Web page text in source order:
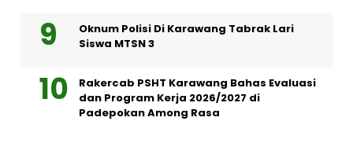
Oknum Polisi Di Karawang Tabrak Lari
Siswa MTSN 3
Rakercab PSHT Karawang Bahas Evaluasi
dan Program Kerja 2026/2027 di
Padepokan Among Rasa